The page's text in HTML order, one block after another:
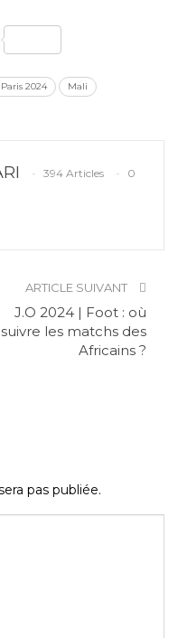
Partager
Paris 2024 Mali
394 Articles
0
ARTICLE SUIVANT
J.O 2024 | Foot : où
suivre les matchs des
Africains ?
pas publiée.